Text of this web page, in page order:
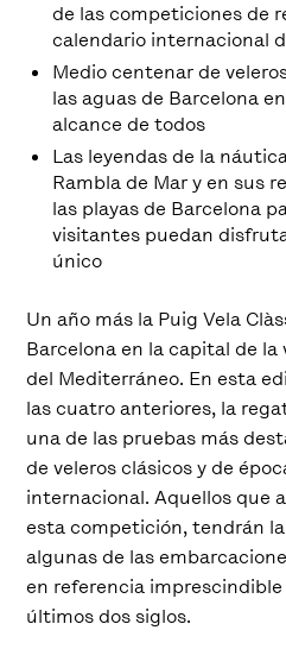
de las competiciones de
calendario internacional
Medio centenar de
las aguas de Barcelona
alcance de todos
Las leyendas de la
Rambla de Mar y en sus
las playas de Barcelona
visitantes puedan
único
Un año más la Puig Vela
Barcelona en la capital de la
del Mediterráneo. En esta
las cuatro anteriores, la
una de las pruebas más
de veleros clásicos y de
internacional. Aquellos que
esta competición, tendrán
algunas de las
en referencia
últimos dos siglos.